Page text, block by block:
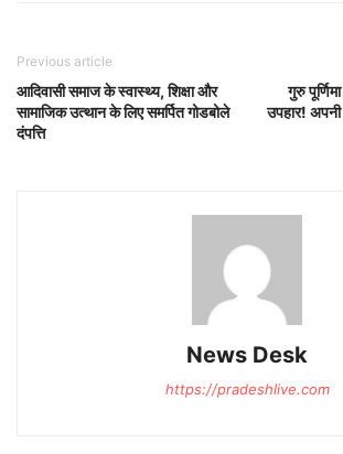
Previous article
आदिवासी समाज के स्वास्थ्य, शिक्षा और
सामाजिक उत्थान के लिए समर्पित गोडबोले
दंपत्ति
गुरु
उपहार!
News Desk
https://pradeshlive.com